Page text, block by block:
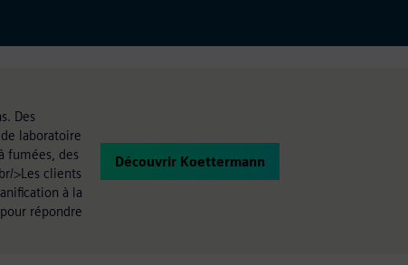
Des
laboratoire
fumées, des
>Les clients
à la
répondre
Découvrir Koettermann